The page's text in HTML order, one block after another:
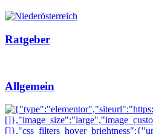
Ratgeber
Allgemein